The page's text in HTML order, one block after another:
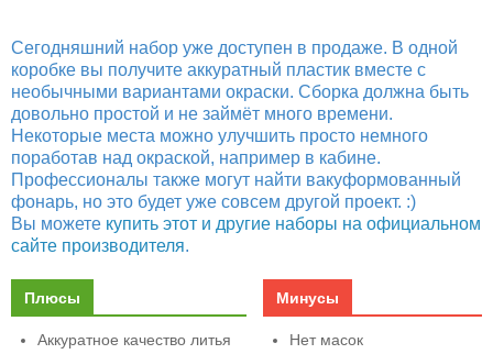
Сегодняшний набор уже доступен в продаже. В одной
коробке вы получите аккуратный пластик вместе с
необычными вариантами окраски. Сборка должна быть
довольно простой и не займёт много времени.
Некоторые места можно улучшить просто немного
поработав над окраской, например в кабине.
Профессионалы также могут найти вакуформованный
фонарь, но это будет уже совсем другой проект. :)
Вы можете купить этот и другие наборы на официальном
сайте производителя.
Плюсы
Аккуратное качество литья
Минусы
Нет масок